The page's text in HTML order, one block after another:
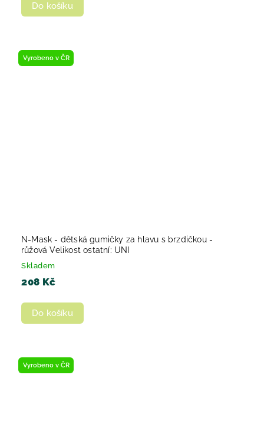
Do košíku
Vyrobeno v ČR
N-Mask - dětská gumičky za hlavu s brzdičkou -
růžová Velikost ostatní: UNI
Skladem
208 Kč
Do košíku
Vyrobeno v ČR